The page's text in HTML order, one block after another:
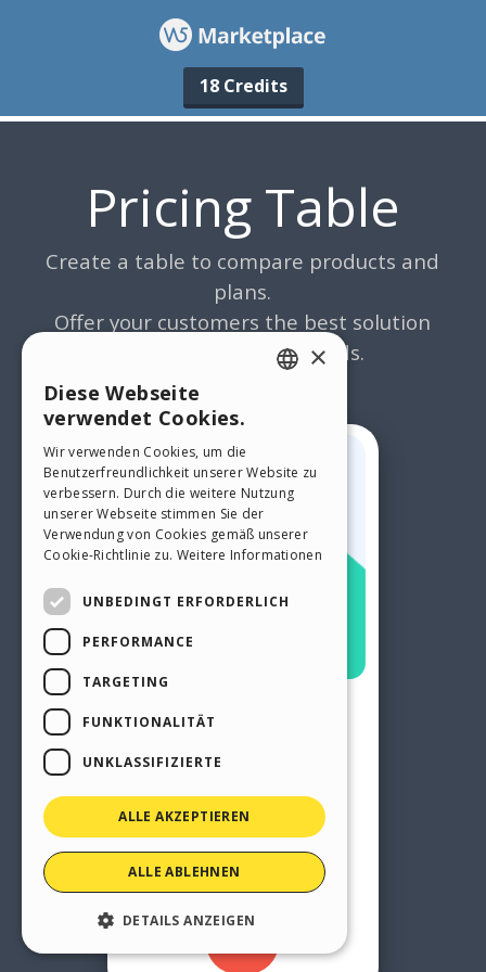
18 Credits
GERMAN
SPANISH
PORTUGUESE
×
Diese Webseite
verwendet Cookies.
Wir verwenden Cookies, um die
Benutzerfreundlichkeit unserer Website zu
verbessern. Durch die weitere Nutzung
unserer Webseite stimmen Sie der
Verwendung von Cookies gemäß unserer
Cookie-Richtlinie zu. Weitere Informationen
UNBEDINGT ERFORDERLICH
PERFORMANCE
TARGETING
FUNKTIONALITÄT
UNKLASSIFIZIERTE
ALLE AKZEPTIEREN
ALLE ABLEHNEN
DETAILS ANZEIGEN